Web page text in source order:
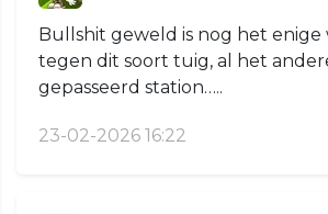
Bullshit geweld is nog het
tegen dit soort tuig, al het
gepasseerd station…..
23-02-2026 16:22